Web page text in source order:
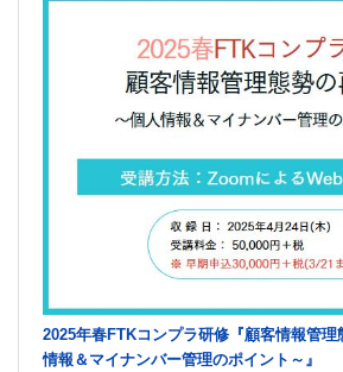
2025年春FTKコンプラ研修『顧客情報管理
情報＆マイナンバー管理のポイント～』